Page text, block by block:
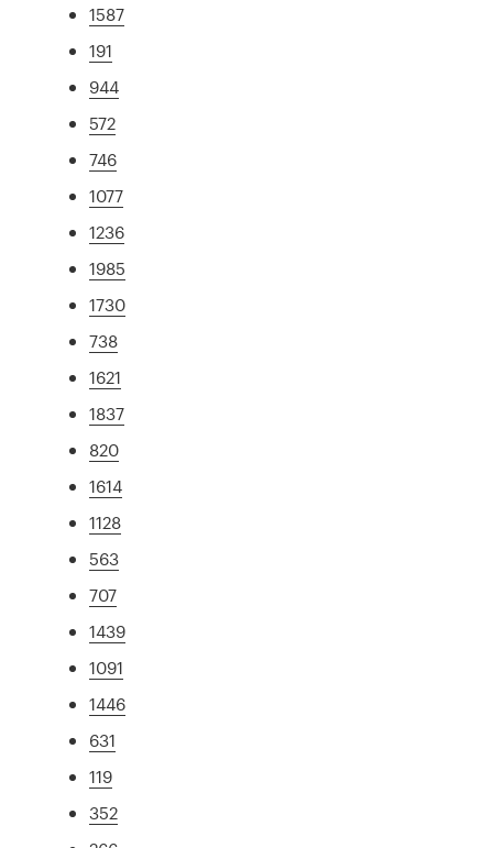
1587
191
944
572
746
1077
1236
1985
1730
738
1621
1837
820
1614
1128
563
707
1439
1091
1446
631
119
352